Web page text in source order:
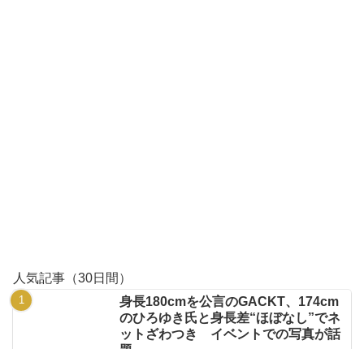
人気記事（30日間）
身長180cmを公言のGACKT、174cm
のひろゆき氏と身長差“ほぼなし”でネ
ットざわつき イベントでの写真が話